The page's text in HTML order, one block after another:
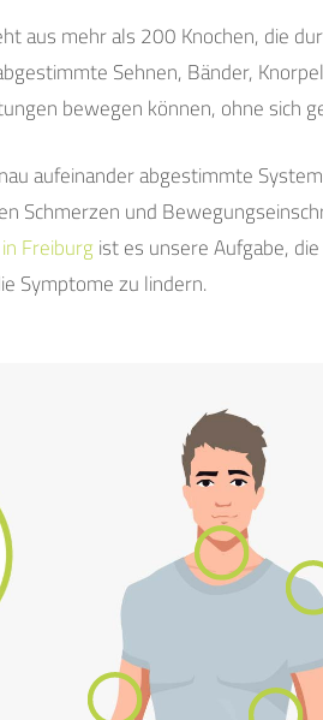
aus mehr als 200 Knochen, die
Sehnen, Bänder,
bewegen können, ohne sich
aufeinander abgestimmte
Schmerzen und
Freiburgist es unsere Aufgabe,
Symptome zu lindern.